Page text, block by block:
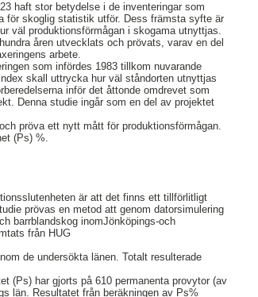
haft stor betydelse i de inventeringar som
för skoglig statistik utför. Dess främsta syfte är
väl produktionsförmågan i skogama utnyttjas.
åren utvecklats och prövats, varav en del
arbete.
som infördes 1983 tillkom nuvarande
skall uttrycka hur väl ståndorten utnyttjas
inför det åttonde omdrevet som
Denna studie ingår som en del av projektet
pröva ett nytt mått för produktionsförmågan.
(Ps) %.
är att det finns ett tillförlitligt
prövas en metod att genom datorsimulering
barrblandskog inomJönköpings-och
från HUG
de undersökta länen. Totalt resulterade
(Ps) har gjorts på 610 permanenta provytor (av
län. Resultatet från beräkningen av Ps%